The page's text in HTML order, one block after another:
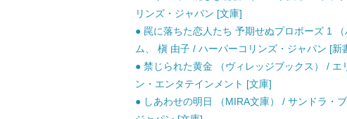
リンズ・ジャパン [文庫]
● 罠に落ちた恋人たち 予期せぬプロポーズ 1
ム、 槇 由子 / ハーパーコリンズ・ジャパン [新
● 禁じられた黄金 （ヴィレッジブックス） /
ン・エンタテインメント [文庫]
● しあわせの明日 （MIRA文庫） / サンドラ・